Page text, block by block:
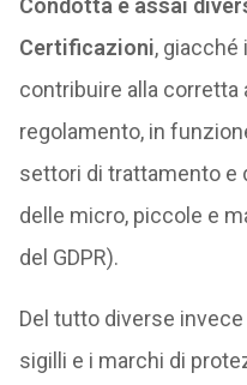
Condotta è assai
Certificazioni, giacché
contribuire alla
regolamento, in
settori di trattamento e
delle micro, piccole e
del GDPR).
Del tutto diverse
sigilli e i marchi di